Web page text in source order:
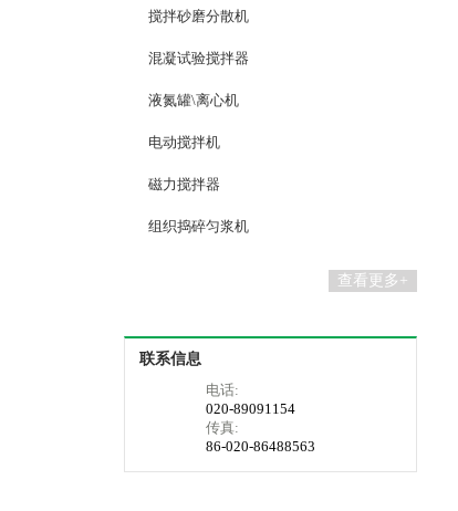
搅拌砂磨分散机
混凝试验搅拌器
液氮罐\离心机
电动搅拌机
磁力搅拌器
组织捣碎匀浆机
查看更多+
联系信息
电话:
020-89091154
传真:
86-020-86488563